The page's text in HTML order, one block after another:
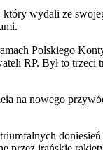
wydali ze
Polskiego
RP. Był to
na nowego